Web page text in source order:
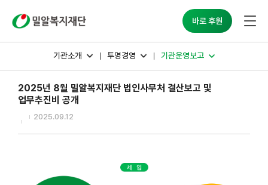
바로 후원
기관소개 투명경영 기관운영보고
2025년 8월 밀알복지재단 법인사무처 결산보고 및
업무추진비 공개
2025.09.12